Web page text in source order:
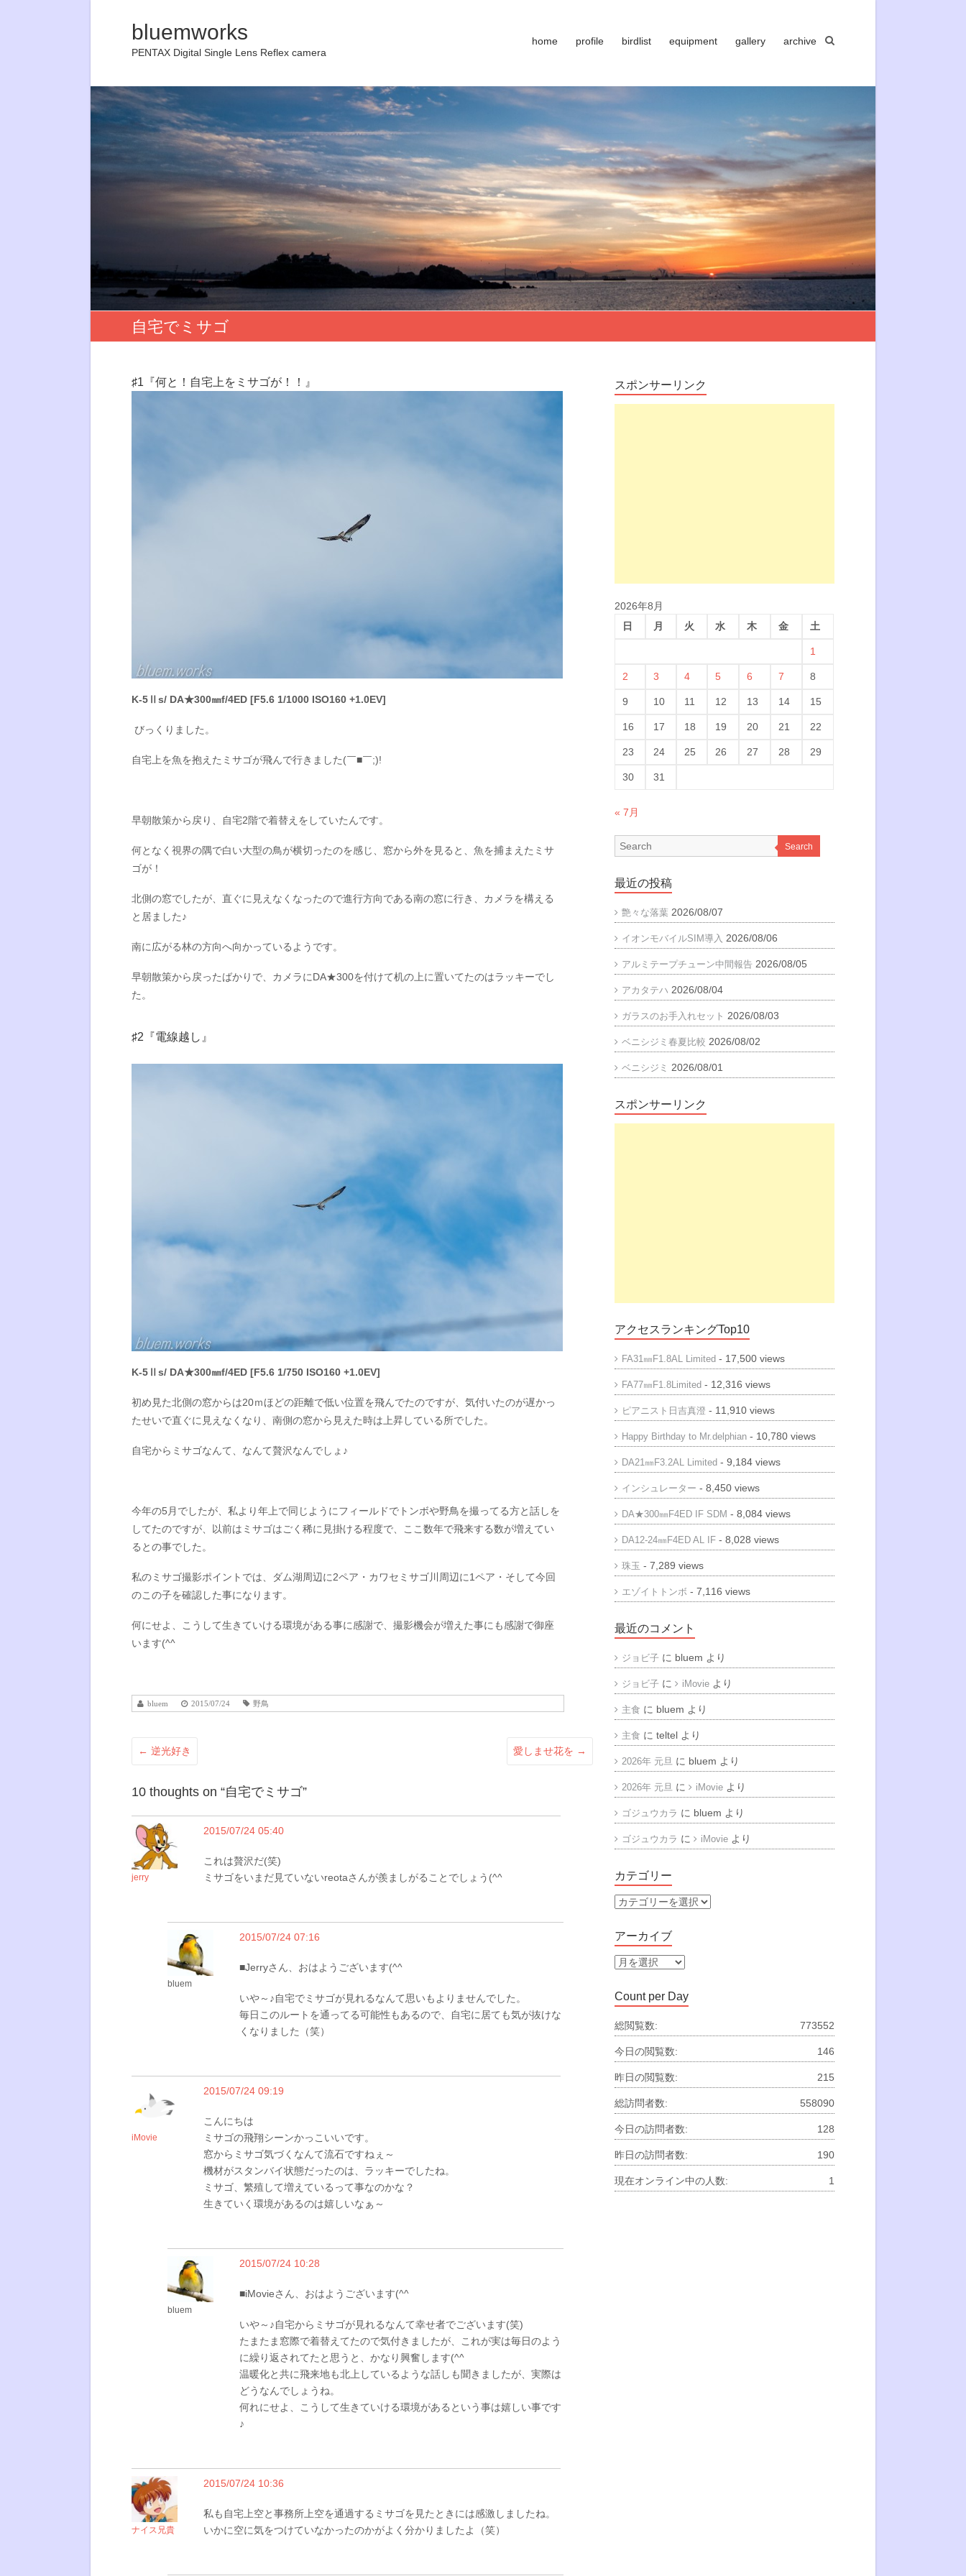
bluemworks
PENTAX Digital Single Lens Reflex camera
home profile birdlist equipment gallery archive
自宅でミサゴ
♯1『何と！自宅上をミサゴが！！』
K-5Ⅱs/ DA★300㎜f/4ED [F5.6 1/1000 ISO160 +1.0EV]
びっくりました。
自宅上を魚を抱えたミサゴが飛んで行きました(￣■￣;)!
早朝散策から戻り、自宅2階で着替えをしていたんです。
何となく視界の隅で白い大型の鳥が横切ったのを感じ、窓から外を見ると、魚を捕まえたミサ
ゴが！
北側の窓でしたが、直ぐに見えなくなったので進行方向である南の窓に行き、カメラを構える
と居ました♪
南に広がる林の方向へ向かっているようです。
早朝散策から戻ったばかりで、カメラにDA★300を付けて机の上に置いてたのはラッキーでし
た。
♯2『電線越し』
K-5Ⅱs/ DA★300㎜f/4ED [F5.6 1/750 ISO160 +1.0EV]
初め見た北側の窓からは20ｍほどの距離で低い位置を飛んでたのですが、気付いたのが遅かっ
たせいで直ぐに見えなくなり、南側の窓から見えた時は上昇している所でした。
自宅からミサゴなんて、なんて贅沢なんでしょ♪
今年の5月でしたが、私より年上で同じようにフィールドでトンボや野鳥を撮ってる方と話しを
してたのですが、以前はミサゴはごく稀に見掛ける程度で、ここ数年で飛来する数が増えてい
るとの事でした。
私のミサゴ撮影ポイントでは、ダム湖周辺に2ペア・カワセミサゴ川周辺に1ペア・そして今回
のこの子を確認した事になります。
何にせよ、こうして生きていける環境がある事に感謝で、撮影機会が増えた事にも感謝で御座
います(^^
bluem 2015/07/24 野鳥
← 逆光好き 愛しませ花を →
10 thoughts on “自宅でミサゴ”
jerry
2015/07/24 05:40
これは贅沢だ(笑)
ミサゴをいまだ見ていないreotaさんが羨ましがることでしょう(^^
bluem
2015/07/24 07:16
■Jerryさん、おはようございます(^^
いや～♪自宅でミサゴが見れるなんて思いもよりませんでした。
毎日このルートを通ってる可能性もあるので、自宅に居ても気が抜けな
くなりました（笑）
iMovie
2015/07/24 09:19
こんにちは
ミサゴの飛翔シーンかっこいいです。
窓からミサゴ気づくなんて流石ですねぇ～
機材がスタンバイ状態だったのは、ラッキーでしたね。
ミサゴ、繁殖して増えているって事なのかな？
生きていく環境があるのは嬉しいなぁ～
bluem
2015/07/24 10:28
■iMovieさん、おはようございます(^^
いや～♪自宅からミサゴが見れるなんて幸せ者でございます(笑)
たまたま窓際で着替えてたので気付きましたが、これが実は毎日のよう
に繰り返されてたと思うと、かなり興奮します(^^
温暖化と共に飛来地も北上しているような話しも聞きましたが、実際は
どうなんでしょうね。
何れにせよ、こうして生きていける環境があるという事は嬉しい事です
♪
ナイス兄貴
2015/07/24 10:36
私も自宅上空と事務所上空を通過するミサゴを見たときには感激しましたね。
いかに空に気をつけていなかったのかがよく分かりましたよ（笑）
スポンサーリンク
2026年8月
日
月 火 水 木 金 土
1
2 3 4 5 6 7 8
9 10 11 12 13 14 15
16 17 18 19 20 21 22
23 24 25 26 27 28 29
30 31
« 7月
Search
最近の投稿
艶々な落葉 2026/08/07
イオンモバイルSIM導入 2026/08/06
アルミテープチューン中間報告 2026/08/05
アカタテハ 2026/08/04
ガラスのお手入れセット 2026/08/03
ベニシジミ春夏比較 2026/08/02
ベニシジミ 2026/08/01
スポンサーリンク
アクセスランキングTop10
FA31㎜F1.8AL Limited - 17,500 views
FA77㎜F1.8Limited - 12,316 views
ピアニスト日吉真澄 - 11,910 views
Happy Birthday to Mr.delphian - 10,780 views
DA21㎜F3.2AL Limited - 9,184 views
インシュレーター - 8,450 views
DA★300㎜F4ED IF SDM - 8,084 views
DA12-24㎜F4ED AL IF - 8,028 views
珠玉 - 7,289 views
エゾイトトンボ - 7,116 views
最近のコメント
ジョビ子 に bluem より
ジョビ子 に iMovie より
主食 に bluem より
主食 にteltel より
2026年 元旦 に bluem より
2026年 元旦 に iMovie より
ゴジュウカラ に bluem より
ゴジュウカラ に iMovie より
カテゴリー
カ
ゴ
リ
ー
アーカイブ
ア
カ
イ
ブ
Count per Day
773552
総閲覧数:
146
今日の閲覧数:
215
昨日の閲覧数:
558090
総訪問者数:
128
今日の訪問者数:
190
昨日の訪問者数:
1
現在オンライン中の人数: